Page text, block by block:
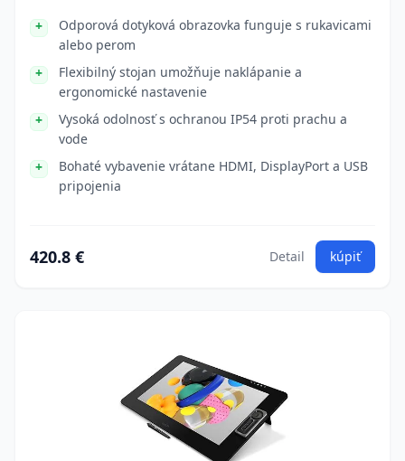
Odporová dotyková obrazovka funguje s rukavicami
alebo perom
Flexibilný stojan umožňuje naklápanie a
ergonomické nastavenie
Vysoká odolnosť s ochranou IP54 proti prachu a
vode
Bohaté vybavenie vrátane HDMI, DisplayPort a USB
pripojenia
420.8 € Detail kúpiť